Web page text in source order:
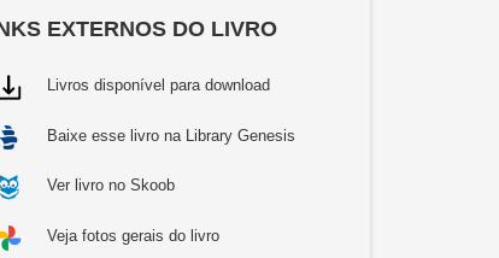
EXTERNOS DO LIVRO
Livros disponível para download
Baixe esse livro na Library Genesis
Ver livro no Skoob
Veja fotos gerais do livro